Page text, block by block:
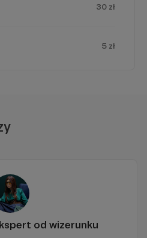
30 zł
5 zł
od wizerunku